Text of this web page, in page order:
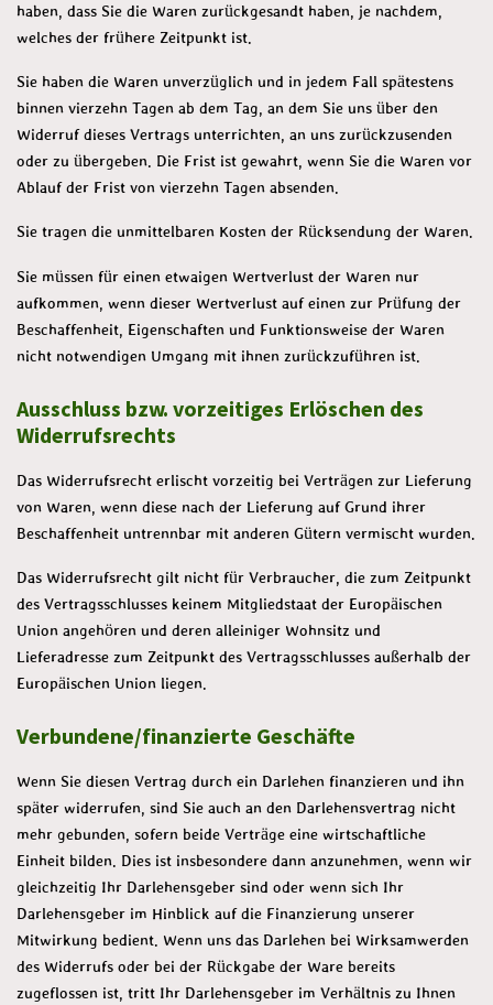
haben, dass Sie die Waren zurückgesandt haben, je nachdem,
welches der frühere Zeitpunkt ist.
Sie haben die Waren unverzüglich und in jedem Fall spätestens
binnen vierzehn Tagen ab dem Tag, an dem Sie uns über den
Widerruf dieses Vertrags unterrichten, an uns zurückzusenden
oder zu übergeben. Die Frist ist gewahrt, wenn Sie die Waren vor
Ablauf der Frist von vierzehn Tagen absenden.
Sie tragen die unmittelbaren Kosten der Rücksendung der Waren.
Sie müssen für einen etwaigen Wertverlust der Waren nur
aufkommen, wenn dieser Wertverlust auf einen zur Prüfung der
Beschaffenheit, Eigenschaften und Funktionsweise der Waren
nicht notwendigen Umgang mit ihnen zurückzuführen ist.
Ausschluss bzw. vorzeitiges Erlöschen des
Widerrufsrechts
Das Widerrufsrecht erlischt vorzeitig bei Verträgen zur Lieferung
von Waren, wenn diese nach der Lieferung auf Grund ihrer
Beschaffenheit untrennbar mit anderen Gütern vermischt wurden.
Das Widerrufsrecht gilt nicht für Verbraucher, die zum Zeitpunkt
des Vertragsschlusses keinem Mitgliedstaat der Europäischen
Union angehören und deren alleiniger Wohnsitz und
Lieferadresse zum Zeitpunkt des Vertragsschlusses außerhalb der
Europäischen Union liegen.
Verbundene/finanzierte Geschäfte
Wenn Sie diesen Vertrag durch ein Darlehen finanzieren und ihn
später widerrufen, sind Sie auch an den Darlehensvertrag nicht
mehr gebunden, sofern beide Verträge eine wirtschaftliche
Einheit bilden. Dies ist insbesondere dann anzunehmen, wenn wir
gleichzeitig Ihr Darlehensgeber sind oder wenn sich Ihr
Darlehensgeber im Hinblick auf die Finanzierung unserer
Mitwirkung bedient. Wenn uns das Darlehen bei Wirksamwerden
des Widerrufs oder bei der Rückgabe der Ware bereits
zugeflossen ist, tritt Ihr Darlehensgeber im Verhältnis zu Ihnen